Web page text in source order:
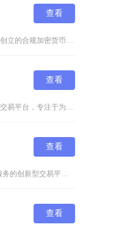
查看
Bullish是一家由区块链软件公司Block.one 创立的合规加密货币交易所，其定位从
查看
RightBTC是一家总部位于迪拜的数字货币交易平台，专注于为用户提供安全高效的币币交易服
查看
Vesselfinance是一家专注于数字货币交易服务的创新型交易平台，致力于为用户提供安
查看